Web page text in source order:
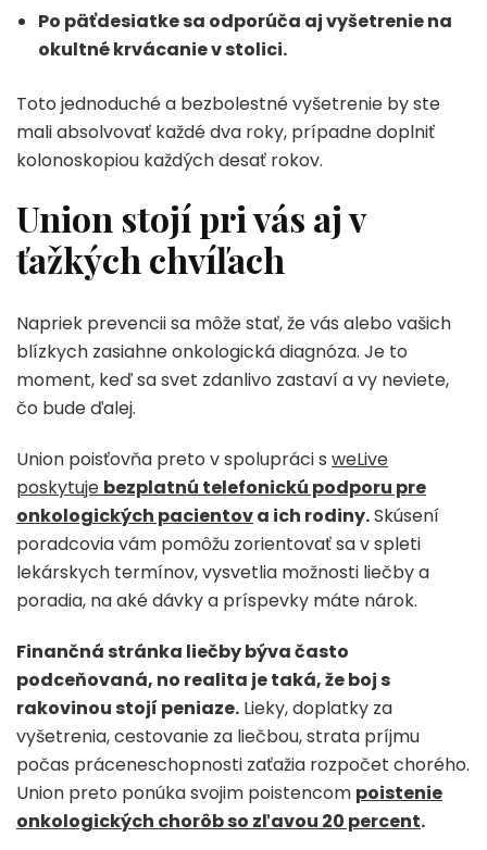
Po päťdesiatke sa odporúča aj vyšetrenie na
okultné krvácanie v stolici.
Toto jednoduché a bezbolestné vyšetrenie by ste
mali absolvovať každé dva roky, prípadne doplniť
kolonoskopiou každých desať rokov.
Union stojí pri vás aj v
ťažkých chvíľach
Napriek prevencii sa môže stať, že vás alebo vašich
blízkych zasiahne onkologická diagnóza. Je to
moment, keď sa svet zdanlivo zastaví a vy neviete,
čo bude ďalej.
Union poisťovňa preto v spolupráci s weLive
poskytuje bezplatnú telefonickú podporu pre
onkologických pacientova ich rodiny.Skúsení
poradcovia vám pomôžu zorientovať sa v spleti
lekárskych termínov, vysvetlia možnosti liečby a
poradia, na aké dávky a príspevky máte nárok.
Finančná stránka liečby býva často
podceňovaná, no realita je taká, že boj s
rakovinou stojí peniaze. Lieky, doplatky za
vyšetrenia, cestovanie za liečbou, strata príjmu
počas práceneschopnosti zaťažia rozpočet chorého.
Union preto ponúka svojim poistencom poistenie
onkologických chorôb so zľavou 20 percent.